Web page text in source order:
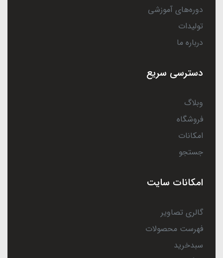
دوره‌های آموزشی
تولیدات
درباره ما
دسترسی سریع
وبلاگ
فروشگاه
امکانات
جستجو
امکانات سایت
گالری تصاویر
فهرست محصولات
سبدخرید